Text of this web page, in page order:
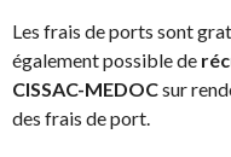
Les frais de ports sont
également possible de
CISSAC-MEDOCsur
des frais de port.